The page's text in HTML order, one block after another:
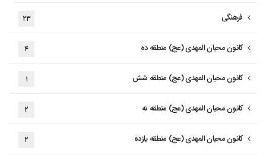
فرهنگی ۲۳
کانون محبان المهدی (عج) منطقه ده ۴
کانون محبان المهدی (عج) منطقه شش ۱
کانون محبان المهدی (عج) منطقه نه ۲
کانون محبان المهدی (عج) منطقه یازده ۲